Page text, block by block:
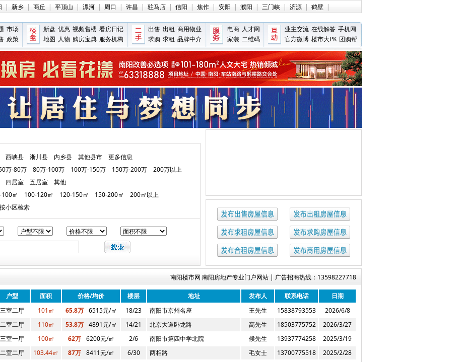
| 新乡 | 商丘 | 平顶山 | 漯河 | 周口 | 许昌 | 驻马店 | 信阳 | 焦作 | 安阳 | 濮阳 | 三门峡 | 济源 | 鹤壁 |
市场
政策
新盘 优惠 视频售楼 看房日记
地图 人物 购房宝典 服务机构
出售 出租 商用物业
求购 求租 品牌中介
电商 人才网
家装 二维码
业主交流 在线解答 手机网
官方微博 楼市大PK 团购帮
西峡县 淅川县 内乡县 其他县市
更多信息
万-80万 80万-100万 100万-150万 150万-200万
200万以上
四居室 五居室
其他
㎡ 100-120㎡ 120-150㎡ 150-200㎡
200㎡以上
按小区检索
南阳楼市网 南阳房地产专业门户网站 | 广告招商热线：13598227718
户型 面积 价格/均价 楼层 地址 发布人 联系电话
日期
三室二厅 101㎡ 65.8万 6515元/㎡ 18/23 南阳市京州名座 王先生 15838793553
2026/6/8
二室二厅 110㎡ 53.8万 4891元/㎡ 14/21 北京大道卧龙路 高先生 18503775752
2026/3/27
院
三室一厅 100㎡ 62万 6200元/㎡ 2/6 南阳市第四中学北院 候先生 13937774258
2025/3/19
二室二厅 103.44㎡ 87万 8411元/㎡ 6/30 两相路 毛女士 13700775518
2025/2/28